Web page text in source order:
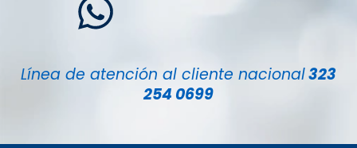
Línea de atención al cliente nacional323
254 0699